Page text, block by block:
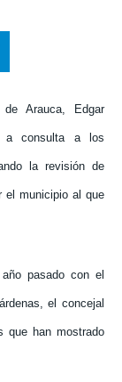
Arauca, Edgar
a consulta a los
la revisión de
el municipio al que
pasado con el
el concejal
que han mostrado